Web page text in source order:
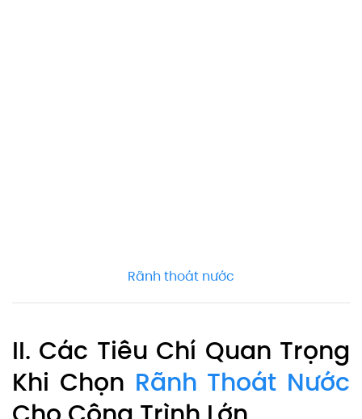
Rãnh thoát nước
II. Các Tiêu Chí Quan Trọng
Khi Chọn Rãnh Thoát Nước